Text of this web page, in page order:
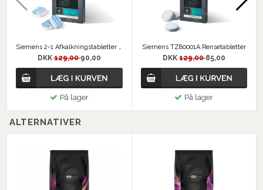
Siemens 2-1 Afkalkningstabletter TZ80002
DKK 129,0090,00
På lager
Siemens TZ80001A Rensetabletter
DKK 129,0085,00
På lager
ALTERNATIVER